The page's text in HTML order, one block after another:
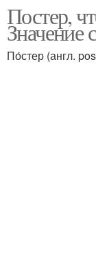
Постер,
Значение
По́стер (англ.